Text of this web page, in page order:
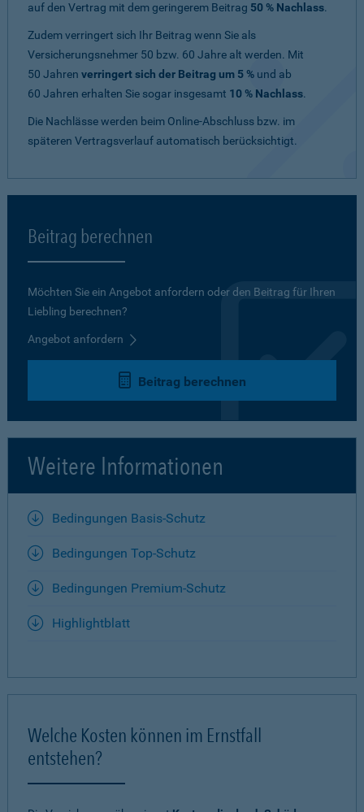
auf den Vertrag mit dem geringerem Beitrag 50 % Nachlass.
Zudem verringert sich Ihr Beitrag wenn Sie als
Versicherungsnehmer 50 bzw. 60 Jahre alt werden. Mit
50 Jahren verringert sich der Beitrag um 5 % und ab
60 Jahren erhalten Sie sogar insgesamt 10 % Nachlass.
Die Nachlässe werden beim Online-Abschluss bzw. im
späteren Vertragsverlauf automatisch berücksichtigt.
Beitrag berechnen
Möchten Sie ein Angebot anfordern oder den Beitrag für Ihren
Liebling berechnen?
Angebot anfordern
Beitrag berechnen
Weitere Informationen
Bedingungen Basis-Schutz
Bedingungen Top-Schutz
Bedingungen Premium-Schutz
Highlightblatt
Welche Kosten können im Ernstfall
entstehen?